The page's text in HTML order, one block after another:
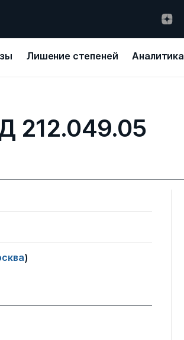
Лишение степеней Аналитика
212.049.05
)